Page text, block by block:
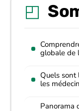
globale de
Quels sont
les
Panorama